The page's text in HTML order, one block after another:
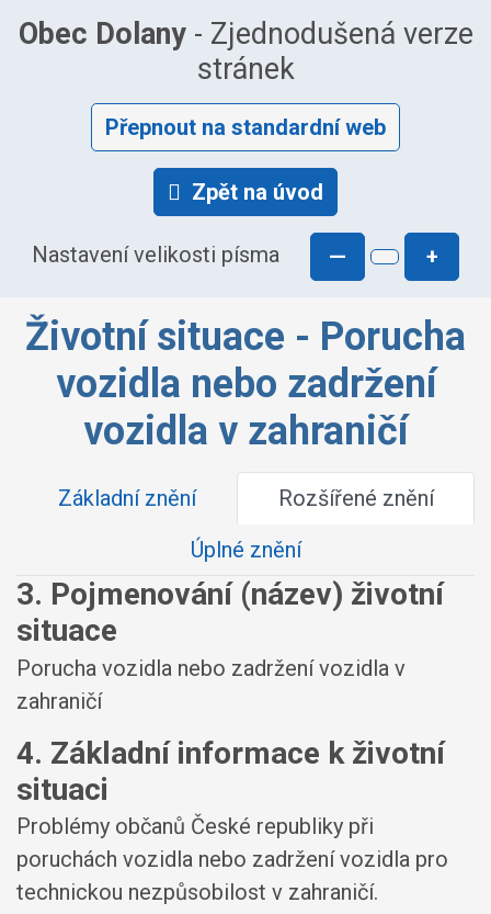
Obec Dolany- Zjednodušená verze
stránek
Přepnout na standardní web
Zpět na úvod
Nastavení velikosti písma — +
Životní situace - Porucha
vozidla nebo zadržení
vozidla v zahraničí
Základní znění
Rozšířené znění
Úplné znění
3. Pojmenování (název) životní
situace
Porucha vozidla nebo zadržení vozidla v
zahraničí
4. Základní informace k životní
situaci
Problémy občanů České republiky při
poruchách vozidla nebo zadržení vozidla pro
technickou nezpůsobilost v zahraničí.